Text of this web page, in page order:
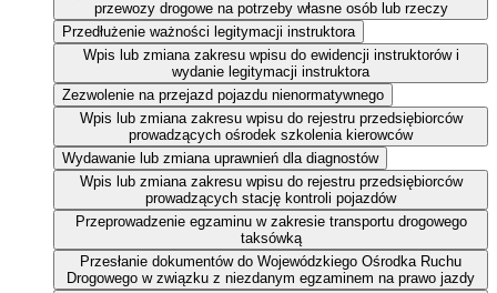
przewozy drogowe na potrzeby własne osób lub rzeczy
Przedłużenie ważności legitymacji instruktora
Wpis lub zmiana zakresu wpisu do ewidencji instruktorów i
wydanie legitymacji instruktora
Zezwolenie na przejazd pojazdu nienormatywnego
Wpis lub zmiana zakresu wpisu do rejestru przedsiębiorców
prowadzących ośrodek szkolenia kierowców
Wydawanie lub zmiana uprawnień dla diagnostów
Wpis lub zmiana zakresu wpisu do rejestru przedsiębiorców
prowadzących stację kontroli pojazdów
Przeprowadzenie egzaminu w zakresie transportu drogowego
taksówką
Przesłanie dokumentów do Wojewódzkiego Ośrodka Ruchu
Drogowego w związku z niezdanym egzaminem na prawo jazdy